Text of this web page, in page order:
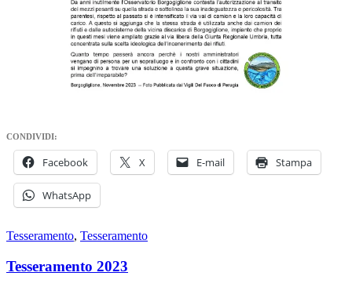
CONDIVIDI:
Facebook X E-mail Stampa
WhatsApp
Tesseramento, Tesseramento
Tesseramento 2023